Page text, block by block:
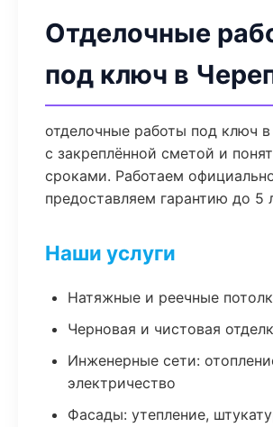
Отделочные
под ключ в
отделочные работы под ключ
с закреплённой сметой и
сроками. Работаем
предоставляем гарантию до 5
Наши услуги
Натяжные и реечные
Черновая и чистовая
Инженерные сети:
электричество
Фасады: утепление,